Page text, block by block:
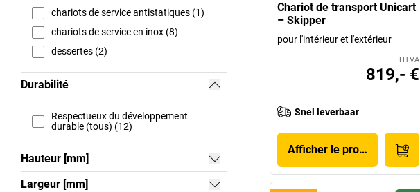
chariots de service antistatiques (1)
chariots de service en inox (8)
dessertes (2)
Durabilité
Respectueux du développement
durable (tous) (12)
Hauteur [mm]
Largeur [mm]
Chariot de transport Unicart
– Skipper
pour l'intérieur et l'extérieur
HTVA
819,- €
Snel leverbaar
Afficher le produit